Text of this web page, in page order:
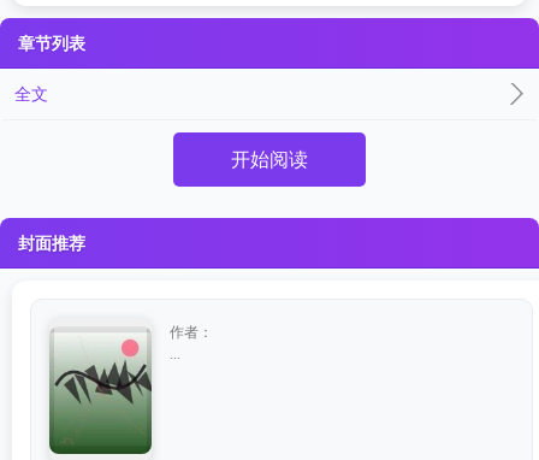
章节列表
全文
开始阅读
封面推荐
作者：